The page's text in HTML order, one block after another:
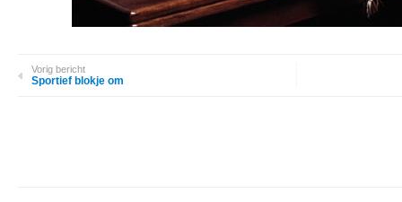
Vorig bericht
Sportief blokje om